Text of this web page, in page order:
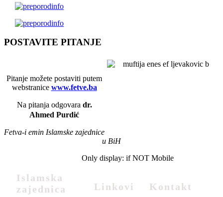
POSTAVITE PITANJE
Pitanje možete postaviti putem
webstranice www.fetve.ba
Na pitanja odgovara dr.
Ahmed Purdić
Fetva-i emin Islamske zajednice
u BiH
Islamska
zajednica
Only display: if NOT Mobile
Linkovi Kontakt